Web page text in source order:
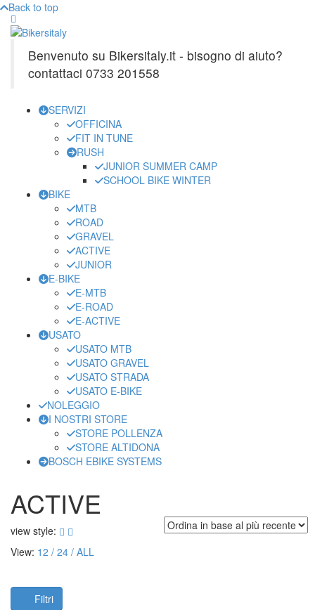
Back to top
Benvenuto su Bikersitaly.it - bisogno di aiuto?
contattaci 0733 201558
SERVIZI
OFFICINA
FIT IN TUNE
RUSH
JUNIOR SUMMER CAMP
SCHOOL BIKE WINTER
BIKE
MTB
ROAD
GRAVEL
ACTIVE
JUNIOR
E-BIKE
E-MTB
E-ROAD
E-ACTIVE
USATO
USATO MTB
USATO GRAVEL
USATO STRADA
USATO E-BIKE
NOLEGGIO
I NOSTRI STORE
STORE POLLENZA
STORE ALTIDONA
BOSCH EBIKE SYSTEMS
ACTIVE
view style:
View: 12 24 ALL
Filtri